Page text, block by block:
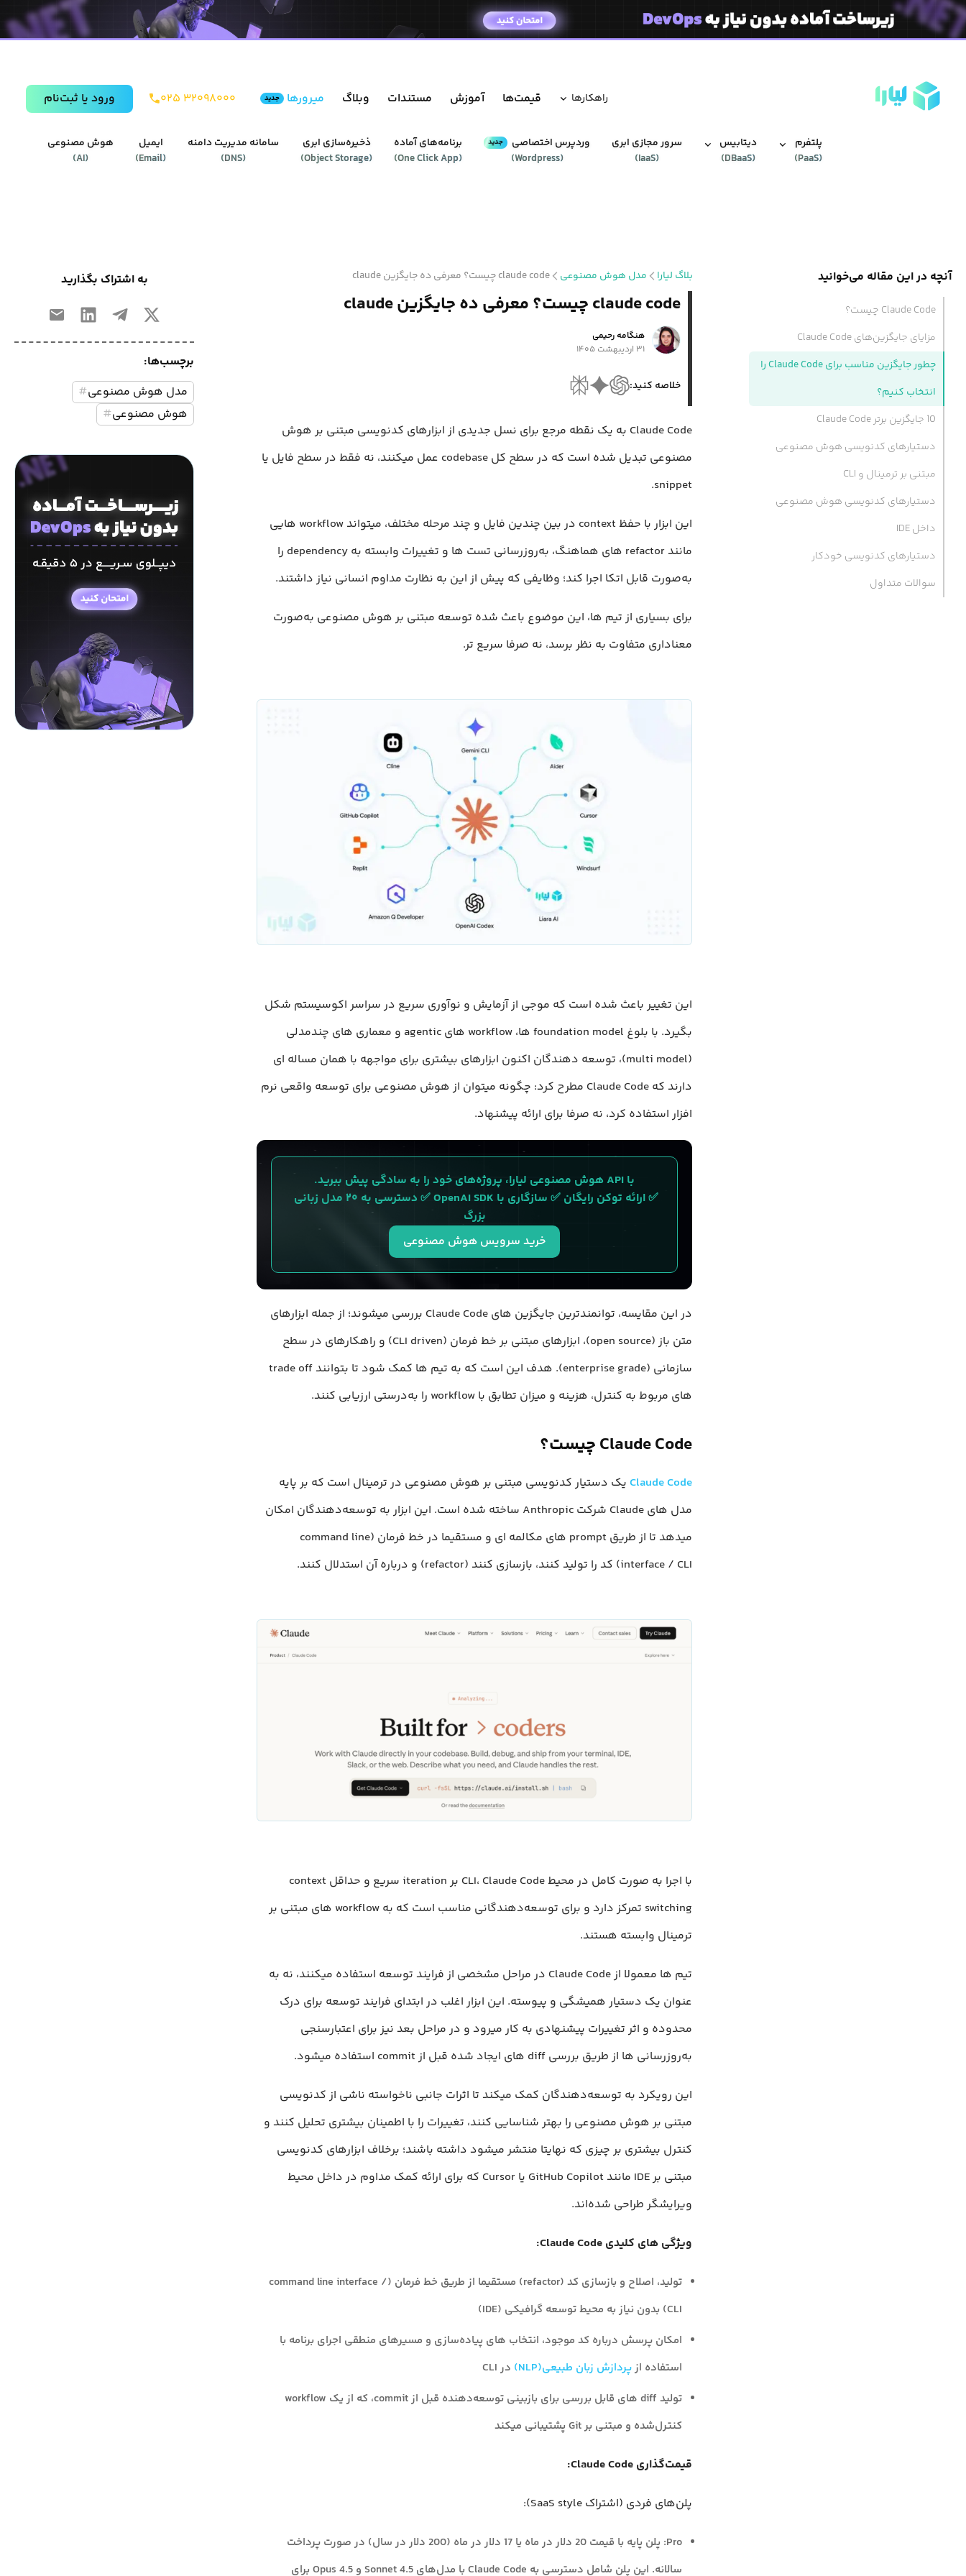
راهکار‌ها قیمت‌ها آموزش مستندات وبلاگ میرورها جدید ۰۲۵ ۳۲۰۹۸۰۰۰ ورود يا ثبت‌نام
هوش مصنوعی
(
AI
)
ایمیل
(
Email
)
سامانه مدیریت دامنه
(
DNS
)
ذخیره‌سازی ابری
(
Object Storage
)
برنامه‌های آماده
(
One Click App
)
وردپرس‌ اختصاصی جدید
(
Wordpress
)
سرور مجازی ابری
(
IaaS
)
دیتابیس‌
(
DBaaS
)
پلتفرم
(
PaaS
)
آنچه در این مقاله می‌خوانید
Claude Code چیست؟
مزایای جایگزین‌های Claude Code
چطور جایگزین مناسب برای Claude Code را
انتخاب کنیم؟
10 جایگزین برتر Claude Code
دستیارهای کدنویسی هوش مصنوعی
مبتنی بر ترمینال و CLI
دستیارهای کدنویسی هوش مصنوعی
داخل IDE
دستیارهای کدنویسی خودکار
سوالات متداول
بلاگ لیارا مدل هوش مصنوعی claude code چیست؟ معرفی ده جایگزین claude
claude code چیست؟ معرفی ده جایگزین claude
هنگامه رحیمی
۳۱ اردیبهشت ۱۴۰۵
خلاصه کنید:
Claude Code به یک نقطه مرجع برای نسل جدیدی از ابزارهای کدنویسی مبتنی بر هوش
مصنوعی تبدیل شده است که در سطح کل codebase عمل میکنند، نه فقط در سطح فایل یا
snippet.
این ابزار با حفظ context در بین چندین فایل و چند مرحله مختلف، میتواند workflow هایی
مانند refactor های هماهنگ، به‌روزرسانی تست ها و تغییرات وابسته به dependency را
به‌صورت قابل اتکا اجرا کند؛ وظایفی که پیش از این به نظارت مداوم انسانی نیاز داشتند.
برای بسیاری از تیم ها، این موضوع باعث شده توسعه مبتنی بر هوش مصنوعی به‌صورت
معناداری متفاوت به نظر برسد، نه صرفا سریع تر.
این تغییر باعث شده است که موجی از آزمایش و نوآوری سریع در سراسر اکوسیستم شکل
بگیرد. با بلوغ foundation model ها، workflow های agentic و معماری های چندمدلی
(multi model)، توسعه دهندگان اکنون ابزارهای بیشتری برای مواجهه با همان مساله ای
دارند که Claude Code مطرح کرد: چگونه میتوان از هوش مصنوعی برای توسعه واقعی نرم
افزار استفاده کرد، نه صرفا برای ارائه پیشنهاد.
با API هوش مصنوعی لیارا، پروژه‌های خود را به سادگی پیش ببرید.
✅ ارائه توکن رایگان ✅ سازگاری با OpenAI SDK ✅ دسترسی به ۲۰ مدل زبانی
بزرگ
خرید سرویس هوش مصنوعی
در این مقایسه، توانمندترین جایگزین های Claude Code بررسی میشوند؛ از جمله ابزارهای
متن‌ باز (open source)، ابزارهای مبتنی بر خط فرمان (CLI driven) و راهکارهای در سطح
سازمانی (enterprise grade). هدف این است که به تیم ها کمک شود تا بتوانند trade off
های مربوط به کنترل، هزینه و میزان تطابق با workflow را به‌درستی ارزیابی کنند.
Claude Code چیست؟
Claude Code یک دستیار کدنویسی مبتنی بر هوش مصنوعی در ترمینال است که بر پایه
مدل های Claude شرکت Anthropic ساخته شده است. این ابزار به توسعه‌دهندگان امکان
میدهد تا از طریق prompt های مکالمه ای و مستقیما در خط فرمان (command line
interface / CLI) کد را تولید کنند، بازسازی کنند (refactor) و درباره آن استدلال کنند.
با اجرا به صورت کامل در محیط CLI، Claude Code بر iteration سریع و حداقل context
switching تمرکز دارد و برای توسعه‌دهندگانی مناسب است که به workflow های مبتنی بر
ترمینال وابسته هستند.
تیم ها معمولا از Claude Code در مراحل مشخصی از فرایند توسعه استفاده میکنند، نه به
عنوان یک دستیار همیشگی و پیوسته. این ابزار اغلب در ابتدای فرایند توسعه برای درک
محدوده و اثر تغییرات پیشنهادی به کار میرود و در مراحل بعد نیز برای اعتبارسنجی
به‌روزرسانی ها از طریق بررسی diff های ایجاد شده قبل از commit استفاده میشود.
این رویکرد به توسعه‌دهندگان کمک میکند تا اثرات جانبی ناخواسته ناشی از کدنویسی
مبتنی بر هوش مصنوعی را بهتر شناسایی کنند، تغییرات را با اطمینان بیشتری تحلیل کنند و
کنترل بیشتری بر چیزی که نهایتا منتشر میشود داشته باشند؛ برخلاف ابزارهای کدنویسی
مبتنی بر IDE مانند GitHub Copilot یا Cursor که برای ارائه کمک مداوم در داخل محیط
ویرایشگر طراحی شده‌اند.
ویژگی های کلیدی Claude Code:
تولید، اصلاح و بازسازی کد (refactor) مستقیما از طریق خط فرمان (command line interface /
CLI) بدون نیاز به محیط توسعه گرافیکی (IDE)
امکان پرسش درباره کد موجود، انتخاب های پیاده‌سازی و مسیرهای منطقی اجرای برنامه با
استفاده ازپردازش زبان طبیعی(NLP)
در CLI
تولید diff های قابل بررسی برای بازبینی توسعه‌دهنده قبل از commit، که از یک workflow
کنترل‌شده و مبتنی بر Git پشتیبانی میکند
قیمت‌گذاری Claude Code:
پلن‌های فردی (اشتراک SaaS style):
Pro: پلن پایه با قیمت 20 دلار در ماه یا 17 دلار در ماه (200 دلار در سال) در صورت پرداخت
سالانه. این پلن شامل دسترسی به Claude Code با مدل‌های Sonnet 4.5 و Opus 4.5 برای
به اشتراک بگذارید
برچسب‌ها:
مدل هوش مصنوعی#
هوش مصنوعی#